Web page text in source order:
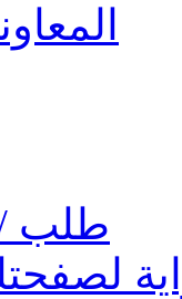
طلب /